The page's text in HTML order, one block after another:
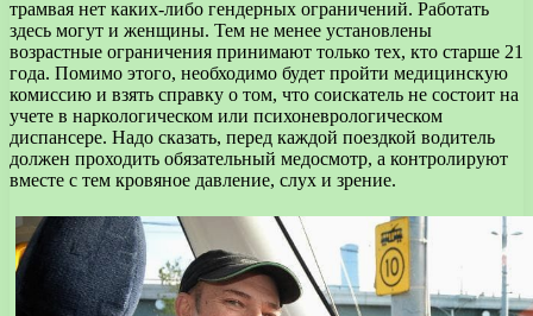
трамвая нет каких-либо гендерных ограничений. Работать
здесь могут и женщины. Тем не менее установлены
возрастные ограничения принимают только тех, кто старше 21
года. Помимо этого, необходимо будет пройти медицинскую
комиссию и взять справку о том, что соискатель не состоит на
учете в наркологическом или психоневрологическом
диспансере. Надо сказать, перед каждой поездкой водитель
должен проходить обязательный медосмотр, а контролируют
вместе с тем кровяное давление, слух и зрение.